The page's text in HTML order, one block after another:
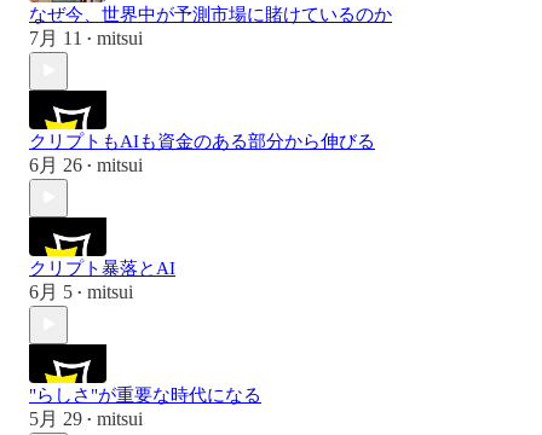
なぜ今、世界中が予測市場に賭けているのか
7月 11 • mitsui
クリプトもAIも資金のある部分から伸びる
6月 26 • mitsui
クリプト暴落とAI
6月 5 • mitsui
"らしさ"が重要な時代になる
5月 29 • mitsui